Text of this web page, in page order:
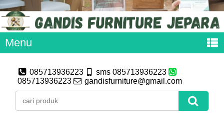
Menu
085713936223
sms 085713936223
085713936223
gandisfurniture@gmail.com